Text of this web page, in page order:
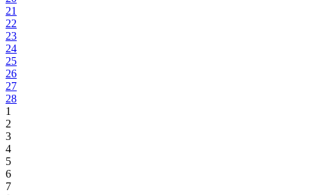
21
22
23
24
25
26
27
28
1
2
3
4
5
6
7